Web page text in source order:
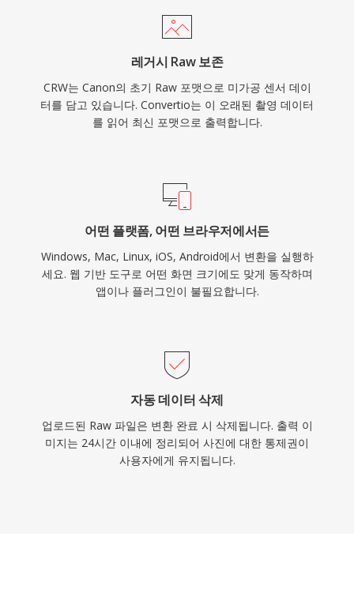
레거시 Raw 보존
CRW는 Canon의 초기 Raw 포맷으로 미가공 센서 데이
터를 담고 있습니다. Convertio는 이 오래된 촬영 데이터
를 읽어 최신 포맷으로 출력합니다.
어떤 플랫폼, 어떤 브라우저에서든
Windows, Mac, Linux, iOS, Android에서 변환을 실행하
세요. 웹 기반 도구로 어떤 화면 크기에도 맞게 동작하며
앱이나 플러그인이 불필요합니다.
자동 데이터 삭제
업로드된 Raw 파일은 변환 완료 시 삭제됩니다. 출력 이
미지는 24시간 이내에 정리되어 사진에 대한 통제권이
사용자에게 유지됩니다.